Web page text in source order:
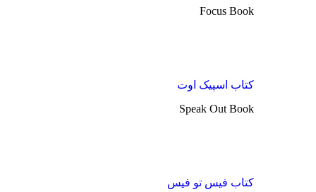
Focus Book
کتاب اسپیک اوت
Speak Out Book
کتاب فیس تو فیس